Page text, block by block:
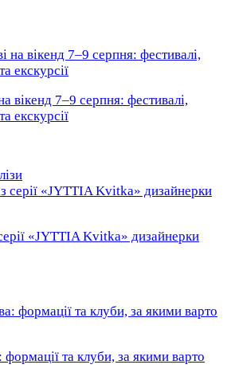
вікенд 7–9 серпня: фестивалі,
екскурсії
«JYTTIA Kvitka» дизайнерки
та клуби, за якими варто